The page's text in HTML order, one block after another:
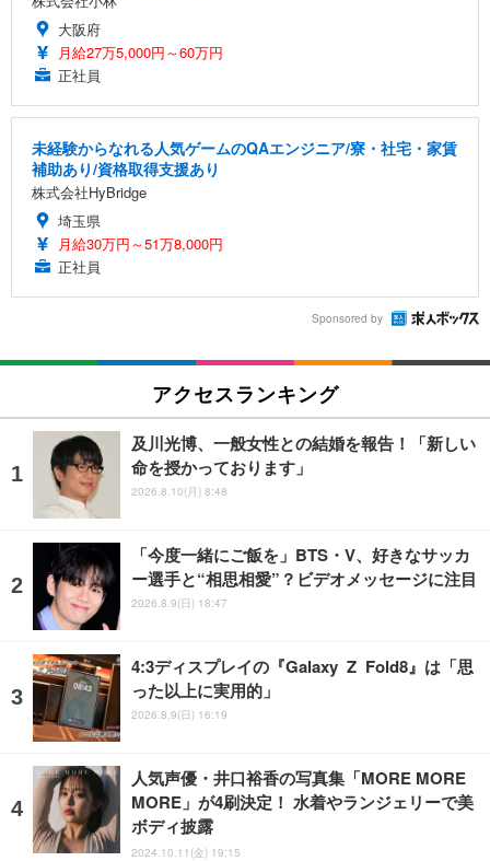
大阪府
月給27万5,000円～60万円
正社員
未経験からなれる人気ゲームのQAエンジニア/寮・社宅・家賃
補助あり/資格取得支援あり
株式会社HyBridge
埼玉県
月給30万円～51万8,000円
正社員
Sponsored by
アクセスランキング
及川光博、一般女性との結婚を報告！「新しい
命を授かっております」
2026.8.10(月) 8:48
「今度一緒にご飯を」BTS・V、好きなサッカ
ー選手と“相思相愛”？ビデオメッセージに注目
2026.8.9(日) 18:47
4:3ディスプレイの『Galaxy Z Fold8』は「思
った以上に実用的」
2026.8.9(日) 16:19
人気声優・井口裕香の写真集「MORE MORE
MORE」が4刷決定！ 水着やランジェリーで美
ボディ披露
2024.10.11(金) 19:15